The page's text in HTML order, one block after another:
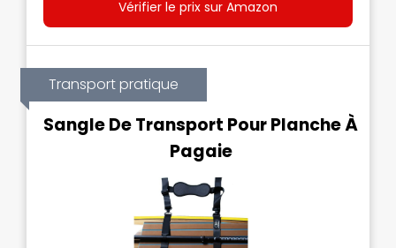
Vérifier le prix sur Amazon
Transport pratique
Sangle De Transport Pour Planche À
Pagaie